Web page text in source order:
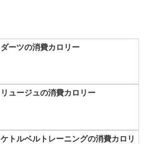
ダーツの消費カロリー
リュージュの消費カロリー
ケトルベルトレーニングの消費カロリ